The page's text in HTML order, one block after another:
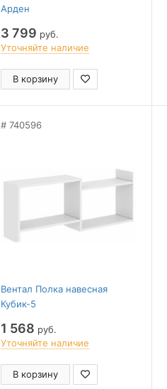
Арден
3 799 руб.
Уточняйте наличие
В корзину
740596
Вентал Полка навесная
Кубик-5
1 568 руб.
Уточняйте наличие
В корзину